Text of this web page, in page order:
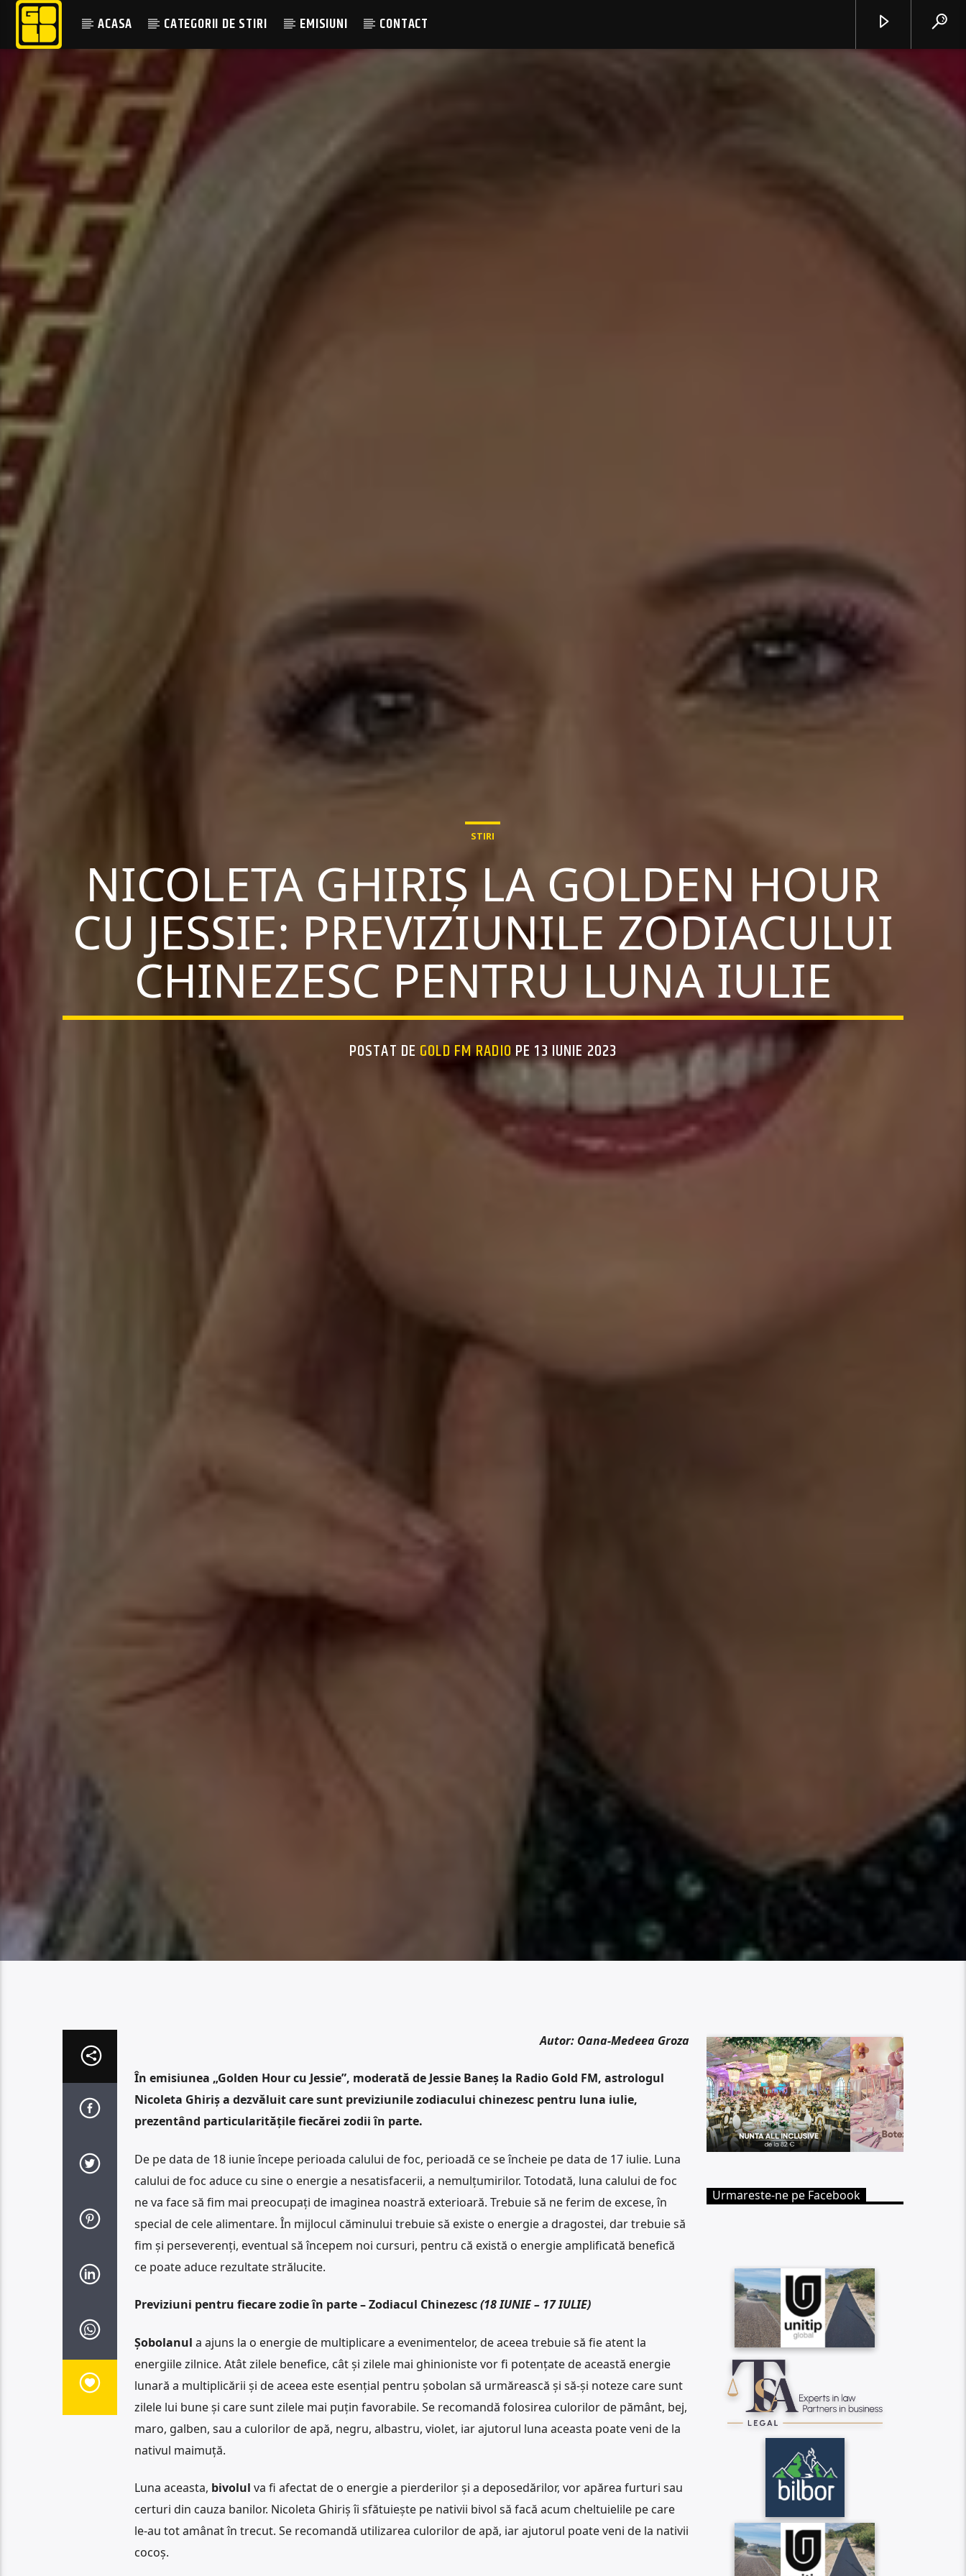
ACASA CATEGORII DE STIRI EMISIUNI CONTACT
STIRI
NICOLETA GHIRIȘ LA GOLDEN HOUR
CU JESSIE: PREVIZIUNILE ZODIACULUI
CHINEZESC PENTRU LUNA IULIE
POSTAT DE GOLD FM RADIOPE 13 IUNIE 2023
Autor: Oana-Medeea Groza
În emisiunea „Golden Hour cu Jessie”, moderată de Jessie Baneș la Radio Gold FM, astrologul
Nicoleta Ghiriș a dezvăluit care sunt previziunile zodiacului chinezesc pentru luna iulie,
prezentând particularitățile fiecărei zodii în parte.
De pe data de 18 iunie începe perioada calului de foc, perioadă ce se încheie pe data de 17 iulie. Luna
calului de foc aduce cu sine o energie a nesatisfacerii, a nemulțumirilor. Totodată, luna calului de foc
ne va face să fim mai preocupați de imaginea noastră exterioară. Trebuie să ne ferim de excese, în
special de cele alimentare. În mijlocul căminului trebuie să existe o energie a dragostei, dar trebuie să
fim și perseverenți, eventual să începem noi cursuri, pentru că există o energie amplificată benefică
ce poate aduce rezultate strălucite.
Previziuni pentru fiecare zodie în parte – Zodiacul Chinezesc(18 IUNIE – 17 IULIE)
Șobolanul a ajuns la o energie de multiplicare a evenimentelor, de aceea trebuie să fie atent la
energiile zilnice. Atât zilele benefice, cât și zilele mai ghinioniste vor fi potențate de această energie
lunară a multiplicării și de aceea este esențial pentru șobolan să urmărească și să-și noteze care sunt
zilele lui bune și care sunt zilele mai puțin favorabile. Se recomandă folosirea culorilor de pământ, bej,
maro, galben, sau a culorilor de apă, negru, albastru, violet, iar ajutorul luna aceasta poate veni de la
nativul maimuță.
Luna aceasta, bivolul va fi afectat de o energie a pierderilor și a deposedărilor, vor apărea furturi sau
certuri din cauza banilor. Nicoleta Ghiriș îi sfătuiește pe nativii bivol să facă acum cheltuielile pe care
le-au tot amânat în trecut. Se recomandă utilizarea culorilor de apă, iar ajutorul poate veni de la nativii
cocoș.
Urmareste-ne pe Facebook